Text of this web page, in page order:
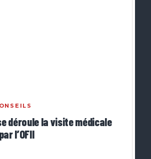
déroule la visite médicale
l’OFII